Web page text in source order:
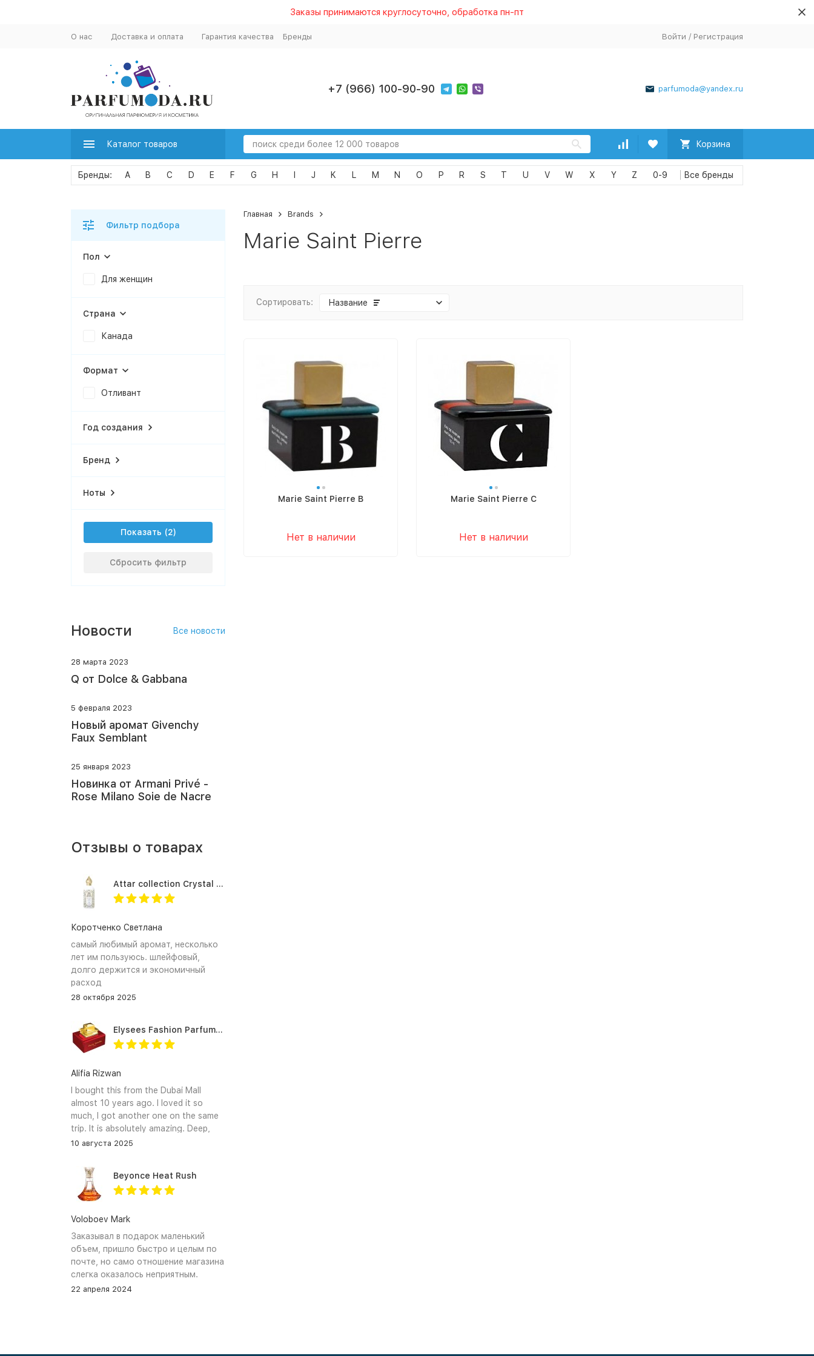
Заказы принимаются круглосуточно, обработка пн-пт
О нас Доставка и оплата Гарантия качества Бренды Войти / Регистрация
+7 (966) 100-90-90 parfumoda@yandex.ru
Каталог товаров Корзина
A B C D E F G H J K L M N O P R S T U V W X Y Z 0-9
Главная Brands
Marie Saint Pierre
Сортировать: Название
Marie Saint Pierre B
Нет в наличии
Marie Saint Pierre C
Нет в наличии
Фильтр подбора
Пол
Для женщин
Страна
Канада
Формат
Отливант
Год создания
Бренд
Ноты
Показать
Сбросить фильтр
Новости Все новости
28 марта 2023
Q от Dolce & Gabbana
5 февраля 2023
Новый аромат Givenchy
Faux Semblant
25 января 2023
Новинка от Armani Privé -
Rose Milano Soie de Nacre
Отзывы о товарах
Attar collection Crystal love for her
Коротченко Светлана
самый любимый аромат, несколько
лет им пользуюсь. шлейфовый,
долго держится и экономичный
расход
28 октября 2025
Elysees Fashion Parfums Purity Vanilla
Alifia Rizwan
I bought this from the Dubai Mall
almost 10 years ago. I loved it so
much, I got another one on the same
trip. It is absolutely amazing. Deep,
enchanting notes that linger on the
find it again.
10 августа 2025
Beyonce Heat Rush
Voloboev Mark
Заказывал в подарок маленький
объем, пришло быстро и целым по
почте, но само отношение магазина
слегка оказалось неприятным.
Сначала обещали связться, но
22 апреля 2024